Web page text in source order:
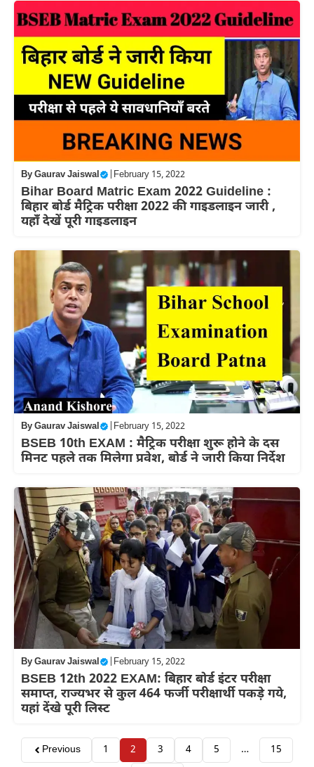
ByGaurav Jaiswal February 15, 2022
Bihar Board Matric Exam 2022 Guideline :
बिहार बोर्ड मैट्रिक परीक्षा 2022 की गाइडलाइन जारी ,
यहाँ देखें पूरी गाइडलाइन
ByGaurav Jaiswal February 15, 2022
BSEB 10th EXAM : मैट्रिक परीक्षा शुरू होने के दस
मिनट पहले तक मिलेगा प्रवेश, बोर्ड ने जारी किया निर्देश
ByGaurav Jaiswal February 15, 2022
BSEB 12th 2022 EXAM: बिहार बोर्ड इंटर परीक्षा
समाप्त, राज्यभर से कुल 464 फर्जी परीक्षार्थी पकड़े गये,
यहां देंखे पूरी लिस्ट
Previous 1 2 3 4 5 …
15